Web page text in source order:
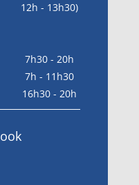
12h - 13h30)
7h30 - 20h
7h - 11h30
16h30 - 20h